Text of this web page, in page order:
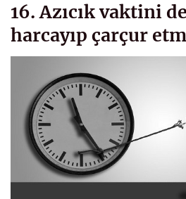
16. Azıcık vaktini
harcayıp çarçur